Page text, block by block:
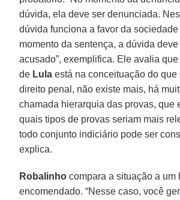
dúvida, ela deve ser denunciada.
dúvida funciona a favor da
momento da sentença, a dúvida
acusado”, exemplifica. Ele avalia
de Lula está na conceituação do que
direito penal, não existe mais, há
chamada hierarquia das provas, que
quais tipos de provas seriam mais
todo conjunto indiciário pode ser
explica.
Robalinho compara a situação a um
encomendado. “Nesse caso, você